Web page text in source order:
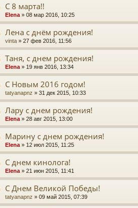
C 8 марта!!
Elena » 08 мар 2016, 10:25
Лена с днём рождения!
vinta » 27 фев 2016, 11:56
Таня, с днем рождения!
Elena » 19 янв 2016, 13:34
С Новым 2016 годом!
tatyanapnz » 31 дек 2015, 10:33
Лару с днем рождения!
Elena » 28 авг 2015, 13:00
Марину с днем рождения!
Elena » 12 июл 2015, 11:25
С днем кинолога!
Elena » 21 июн 2015, 11:41
С Днем Великой Победы!
tatyanapnz » 09 май 2015, 07:39